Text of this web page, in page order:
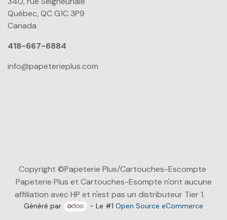
Québec, QC G1C 3P9
Canada
418-667-6884
info@papeterieplus.com
Copyright ©Papeterie Plus/Cartouches-Escompte
Papeterie Plus et Cartouches-Esompte n'ont aucune
affiliation avec HP et n'est pas un distributeur Tier 1.
Généré par - Le #1Open Source eCommerce